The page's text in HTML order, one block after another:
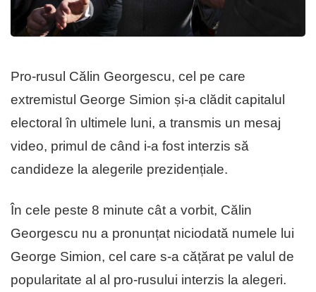
Pro-rusul Călin Georgescu, cel pe care
extremistul George Simion și-a clădit capitalul
electoral în ultimele luni, a transmis un mesaj
video, primul de când i-a fost interzis să
candideze la alegerile prezidențiale.
În cele peste 8 minute cât a vorbit, Călin
Georgescu nu a pronunțat niciodată numele lui
George Simion, cel care s-a cățărat pe valul de
popularitate al al pro-rusului interzis la alegeri.